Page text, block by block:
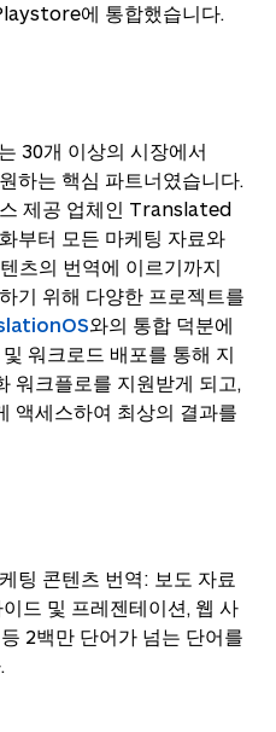
에 통합했습니다.
30개 이상의 시장에서
하는 핵심 파트너였습니다.
제공 업체인 Translated
부터 모든 마케팅 자료와
츠의 번역에 이르기까지
기 위해 다양한 프로젝트를
와의 통합 덕분에
워크로드 배포를 통해 지
워크플로를 지원받게 되고,
액세스하여 최상의 결과를
팅 콘텐츠 번역: 보도 자료
드 및 프레젠테이션, 웹 사
2백만 단어가 넘는 단어를